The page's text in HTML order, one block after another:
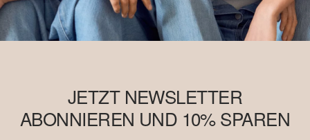
JETZT NEWSLETTER
ABONNIEREN UND 10% SPAREN